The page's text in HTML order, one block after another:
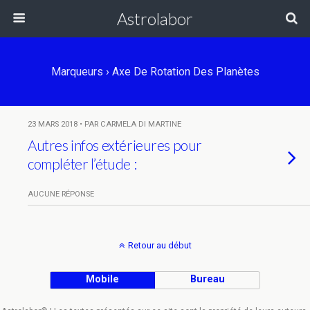
Astrolabor
Marqueurs › Axe De Rotation Des Planètes
23 MARS 2018 • PAR CARMELA DI MARTINE
Autres infos extérieures pour
compléter l’étude :
AUCUNE RÉPONSE
Retour au début
Mobile Bureau